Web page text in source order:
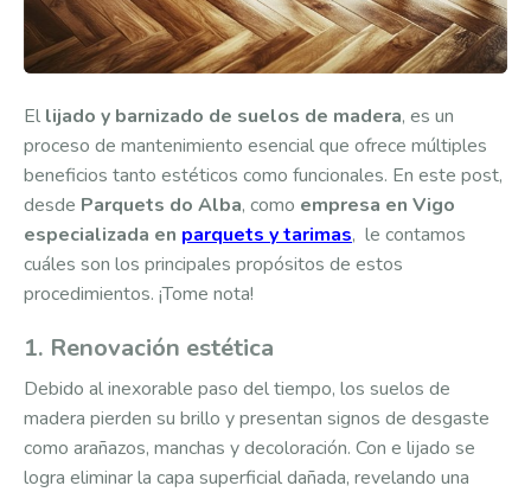
El lijado y barnizado de suelos de madera, es un
proceso de mantenimiento esencial que ofrece múltiples
beneficios tanto estéticos como funcionales. En este post,
desde Parquets do Alba, como empresa en Vigo
especializada en parquets y tarimas, le contamos
cuáles son los principales propósitos de estos
procedimientos. ¡Tome nota!
1. Renovación estética
Debido al inexorable paso del tiempo, los suelos de
madera pierden su brillo y presentan signos de desgaste
como arañazos, manchas y decoloración. Con e lijado se
logra eliminar la capa superficial dañada, revelando una